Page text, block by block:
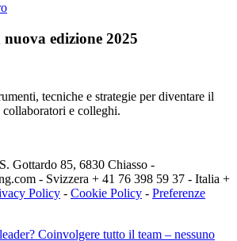
edizione 2025
tecniche e strategie per diventare il
e colleghi.
Gottardo 85, 6830 Chiasso -
- Svizzera + 41 76 398 59 37 - Italia +
Policy - Cookie Policy - Preferenze
Coinvolgere tutto il team – nessuno